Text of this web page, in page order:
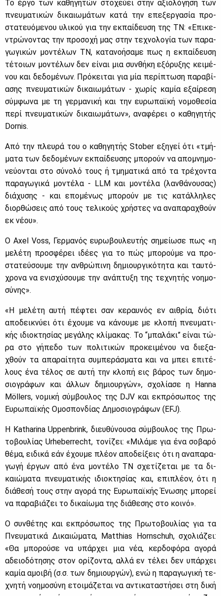
Το έρ­γο των κα­θη­γη­τών στο­χεύ­ει στην αξιο­λό­γη­ση των
πνευ­μα­τι­κών δι­καιω­μά­των κα­τά την επε­ξερ­γα­σία προ­
στα­τευό­με­νου υλι­κού για την εκ­παί­δευ­ση της ΤΝ: «Επι­κε­
ντρώ­νο­ντας την προ­σο­χή μας στην τε­χνο­λο­γία των πα­ρα­
γω­γι­κών μο­ντέ­λων ΤΝ, κα­τα­νο­ή­σα­με πως η εκ­παί­δευ­ση
τέ­τοιων μο­ντέ­λων δεν εί­ναι μια συν­θή­κη εξό­ρυ­ξης κει­μέ­
νου και δε­δο­μέ­νων. Πρό­κει­ται για μία πε­ρί­πτω­ση πα­ρα­βί­
α­σης πνευ­μα­τι­κών δι­καιω­μά­των - χω­ρίς κα­μία εξαί­ρε­ση
σύμ­φω­να με τη γερ­μα­νι­κή και την ευ­ρω­παϊ­κή νο­μο­θε­σία
πε­ρί πνευ­μα­τι­κών δι­καιω­μά­των», ανα­φέ­ρει ο κα­θη­γη­τής
Dornis.
Από την πλευ­ρά του ο κα­θη­γη­τής Stober εξη­γεί ότι «τμή­
μα­τα των δε­δο­μέ­νων εκ­παί­δευ­σης μπο­ρούν να απο­μνη­μο­
νεύ­ο­νται στο σύ­νο­λό τους ή τμη­μα­τι­κά από τα τρέ­χο­ντα
πα­ρα­γω­γι­κά μο­ντέ­λα - LLM και μο­ντέ­λα (λαν­θά­νου­σας)
διά­χυ­σης - και επο­μέ­νως μπο­ρούν με τις κα­τάλ­λη­λες
διορ­θώ­σεις από τους τε­λι­κούς χρή­στες να ανα­πα­ρα­χθούν
εκ νέ­ου».
Ο Axel Voss, Γερ­μα­νός ευ­ρω­βου­λευ­τής ση­μεί­ω­σε πως «η
με­λέ­τη προ­σφέ­ρει ιδέ­ες για το πώς μπο­ρού­με να προ­
στα­τεύ­σου­με την αν­θρώ­πι­νη δη­μιουρ­γι­κό­τη­τα και ταυ­τό­
χρο­να να ενι­σχύ­σου­με την ανά­πτυ­ξη της τε­χνη­τής νοη­μο­
σύ­νης».
«Η με­λέ­τη αυ­τή πέ­φτει σαν κε­ραυ­νός εν αι­θρία, διό­τι
απο­δει­κνύ­ει ότι έχου­με να κά­νου­με με κλο­πή πνευ­μα­τι­
κής ιδιο­κτη­σί­ας με­γά­λης κλί­μα­κας. Το “μπα­λά­κι” εί­ναι τώ­
ρα στο γή­πε­δο των πο­λι­τι­κών προ­κει­μέ­νου να διε­ξα­
χθούν τα απα­ραί­τη­τα συ­μπε­ρά­σμα­τα και να μπει επι­τέ­
λους ένα τέ­λος σε αυ­τή την κλο­πή εις βά­ρος των δη­μο­
σιο­γρά­φων και άλ­λων δη­μιουρ­γών», σχο­λί­α­σε η Hanna
Möllers, νο­μι­κή σύμ­βου­λος της DJV και εκ­πρό­σω­πος της
Ευ­ρω­παϊ­κής Ομο­σπον­δί­ας Δη­μο­σιο­γρά­φων (EFJ).
Η Katharina Uppenbrink, διευ­θύ­νου­σα σύμ­βου­λος της Πρω­
το­βου­λί­ας Urheberrecht, το­νί­ζει: «Μι­λά­με για ένα σο­βα­ρό
θέ­μα, ει­δι­κά εάν έχου­με πλέ­ον απο­δεί­ξεις ότι η ανα­πα­ρα­
γω­γή έρ­γων από ένα μο­ντέ­λο ΤΝ σχε­τί­ζε­ται με τα δι­
καιώ­μα­τα πνευ­μα­τι­κής ιδιο­κτη­σί­ας και, επι­πλέ­ον, ότι η
διά­θε­σή τους στην αγο­ρά της Ευ­ρω­παϊ­κής Ένω­σης μπο­ρεί
να πα­ρα­βιά­ζει το δι­καί­ω­μα της διά­θε­σης στο κοι­νό».
Ο συν­θέ­της και εκ­πρό­σω­πος της Πρω­το­βου­λί­ας για τα
Πνευ­μα­τι­κά Δι­καιώ­μα­τα, Matthias Hornschuh, σχο­λιά­ζει:
«Θα μπο­ρού­σε να υπάρ­χει μια νέα, κερ­δο­φό­ρα αγο­ρά
αδειο­δό­τη­σης στον ορί­ζο­ντα, αλ­λά εν τέ­λει δεν υπάρ­χει
κα­μία αμοι­βή (σ.σ. των δη­μιουρ­γών), ενώ η πα­ρα­γω­γι­κή τε­
χνη­τή νοη­μο­σύ­νη ετοι­μά­ζε­ται να αντι­κα­τα­στή­σει στη δι­κή